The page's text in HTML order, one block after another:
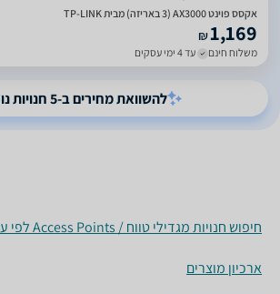
אקסס פוינט AX3000 (3 באריזה) מבית TP-LINK
₪1,169
משלוח חינם עד 4 ימי עסקים
להשוואת מחירים ב-5 חנויות נוספות
חיפוש חנויות מגדילי טווח / Access Points לפי עיר
ארכיון מוצרים